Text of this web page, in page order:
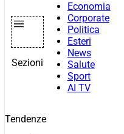
Sezioni
Economia
Corporate
Politica
Esteri
News
Salute
Sport
AI TV
Tendenze